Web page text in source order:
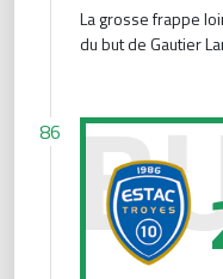
La grosse frappe
du but de Gautier
86 Troyes se